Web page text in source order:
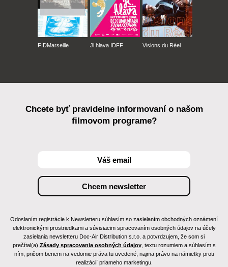
FIDMarseille Ji.hlava IDFF Visions du Réel
Chcete byť pravidelne informovaní o našom
filmovom programe?
Odoslaním registrácie k Newsletteru súhlasím so zasielaním obchodných oznámení
elektronickými prostriedkami a súvisiacim spracovaním osobných údajov na účely
zasielania newsletteru Doc-Air Distribution s.r.o. a potvrdzujem, že som si
prečítal(a) Zásady spracovania osobných údajov, textu rozumiem a súhlasím s
ním, pričom beriem na vedomie práva tu uvedené, najmä právo na námietky proti
realizácií priameho marketingu.